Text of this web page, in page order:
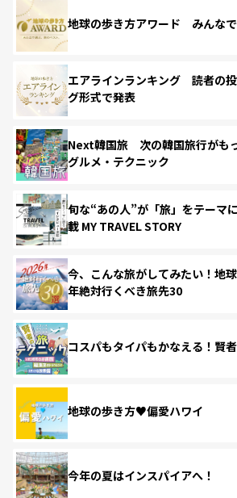
地球の歩き方アワード みんなで
エアラインランキング 読者の
グ形式で発表
Next韓国旅 次の韓国旅行がも
グルメ・テクニック
旬な“あの人”が「旅」をテーマ
載 MY TRAVEL STORY
今、こんな旅がしてみたい！地
年絶対行くべき旅先30
コスパもタイパもかなえる！賢
地球の歩き方♥偏愛ハワイ
今年の夏はインスパイアへ！